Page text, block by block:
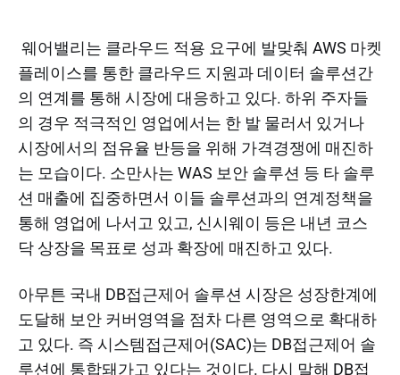
​ 웨어밸리는 클라우드 적용 요구에 발맞춰 AWS 마켓
플레이스를 통한 클라우드 지원과 데이터 솔루션간
의 연계를 통해 시장에 대응하고 있다. 하위 주자들
의 경우 적극적인 영업에서는 한 발 물러서 있거나
시장에서의 점유율 반등을 위해 가격경쟁에 매진하
는 모습이다. 소만사는 WAS 보안 솔루션 등 타 솔루
션 매출에 집중하면서 이들 솔루션과의 연계정책을
통해 영업에 나서고 있고, 신시웨이 등은 내년 코스
닥 상장을 목표로 성과 확장에 매진하고 있다.​
아무튼 국내 DB접근제어 솔루션 시장은 성장한계에
도달해 보안 커버영역을 점차 다른 영역으로 확대하
고 있다. 즉 시스템접근제어(SAC)는 DB접근제어 솔
루션에 통합돼가고 있다는 것이다. 다시 말해 DB접